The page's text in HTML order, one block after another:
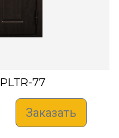
PLTR-77
Заказать